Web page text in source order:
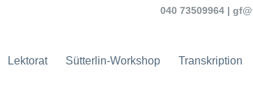
040 73509964 |
Lektorat Sütterlin-Workshop Transkription